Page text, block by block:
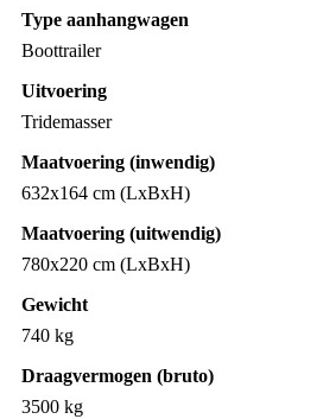
Type aanhangwagen
Boottrailer
Uitvoering
Tridemasser
Maatvoering (inwendig)
632x164 cm (LxBxH)
Maatvoering (uitwendig)
780x220 cm (LxBxH)
Gewicht
740 kg
Draagvermogen (bruto)
3500 kg